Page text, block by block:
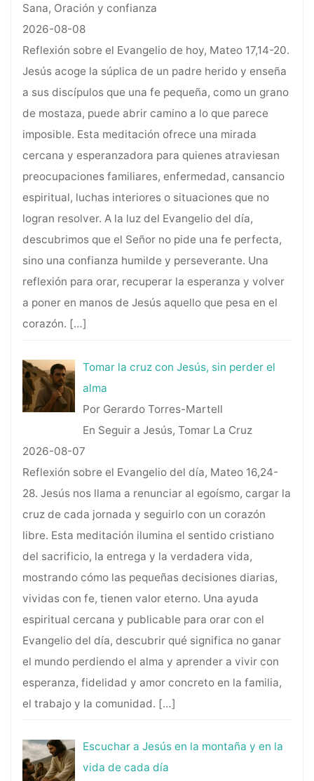
Sana, Oración y confianza
2026-08-08
Reflexión sobre el Evangelio de hoy, Mateo 17,14-20.
Jesús acoge la súplica de un padre herido y enseña
a sus discípulos que una fe pequeña, como un grano
de mostaza, puede abrir camino a lo que parece
imposible. Esta meditación ofrece una mirada
cercana y esperanzadora para quienes atraviesan
preocupaciones familiares, enfermedad, cansancio
espiritual, luchas interiores o situaciones que no
logran resolver. A la luz del Evangelio del día,
descubrimos que el Señor no pide una fe perfecta,
sino una confianza humilde y perseverante. Una
reflexión para orar, recuperar la esperanza y volver
a poner en manos de Jesús aquello que pesa en el
corazón. […]
Tomar la cruz con Jesús, sin perder el
alma
Por Gerardo Torres-Martell
En Seguir a Jesús, Tomar La Cruz
2026-08-07
Reflexión sobre el Evangelio del día, Mateo 16,24-
28. Jesús nos llama a renunciar al egoísmo, cargar la
cruz de cada jornada y seguirlo con un corazón
libre. Esta meditación ilumina el sentido cristiano
del sacrificio, la entrega y la verdadera vida,
mostrando cómo las pequeñas decisiones diarias,
vividas con fe, tienen valor eterno. Una ayuda
espiritual cercana y publicable para orar con el
Evangelio del día, descubrir qué significa no ganar
el mundo perdiendo el alma y aprender a vivir con
esperanza, fidelidad y amor concreto en la familia,
el trabajo y la comunidad. […]
Escuchar a Jesús en la montaña y en la
vida de cada día